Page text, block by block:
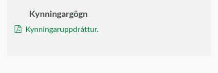
Kynningargögn
Kynningaruppdráttur.